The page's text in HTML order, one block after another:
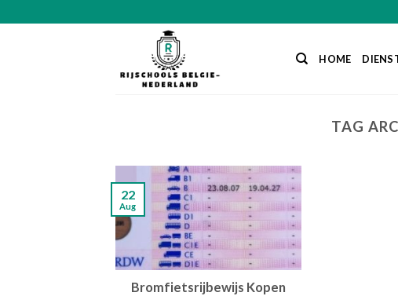
to
HOME
TAG
Bromfietsrijbewijs Kopen
22
Aug